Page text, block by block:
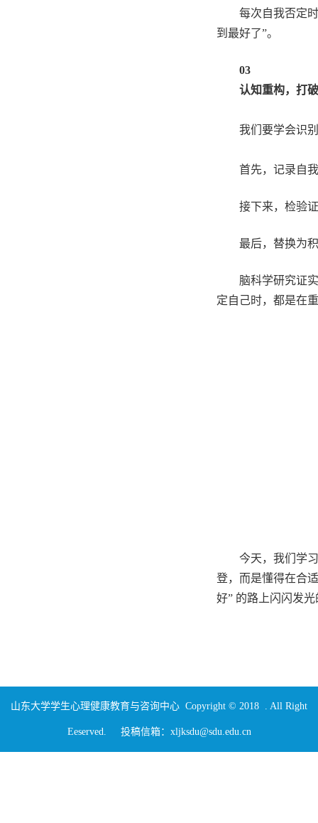
每次自我否定
到最好了”。
03
认知重构，打
我们要学会识
首先，记录自
接下来，检验
最后，替换为
脑科学研究证
定自己时，都是在
今天，我们学
登，而是懂得在合
好” 的路上闪闪发
山东大学学生心理健康教育与咨询中心 Copyright © 2018 . All Right
Eeserved. 投稿信箱：xljksdu@sdu.edu.cn